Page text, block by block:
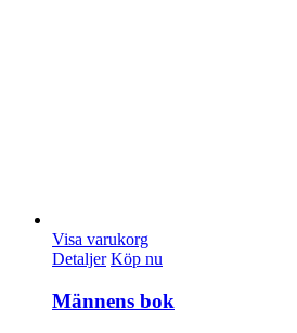
Visa varukorg
Detaljer Köp nu
Männens bok